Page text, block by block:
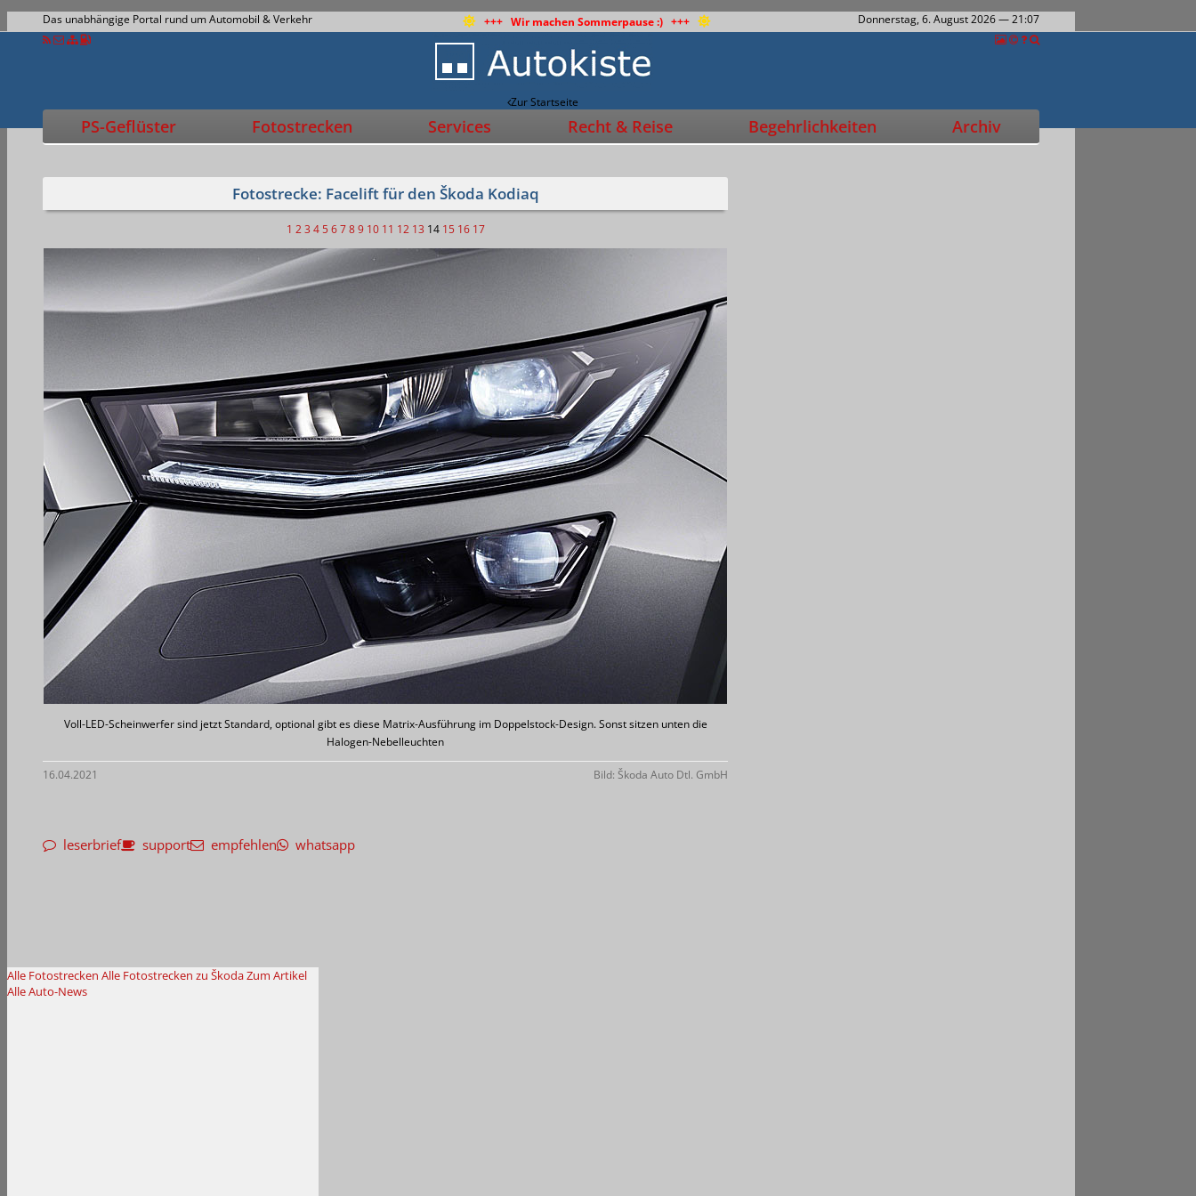
Das unabhängige Portal rund um Automobil & Verkehr +++ Wir machen Sommerpause :) +++ Donnerstag, 6. August 2026— 21:07
Zur Startseite
PS-Geflüster Fotostrecken Services Recht & Reise Begehrlichkeiten Archiv
Fotostrecke: Facelift für den Škoda Kodiaq
1 2 3 4 5 6 7 8 9 10 11 12 13 14 15 16 17
Voll-LED-Scheinwerfer sind jetzt Standard, optional gibt es diese Matrix-Ausführung im Doppelstock-Design. Sonst sitzen unten die
Halogen-Nebelleuchten
16.04.2021 Bild: Škoda Auto Dtl. GmbH
leserbrief support empfehlen whatsapp
Alle Fotostrecken Alle Fotostrecken zu ŠkodaZum Artikel
Alle Auto-News